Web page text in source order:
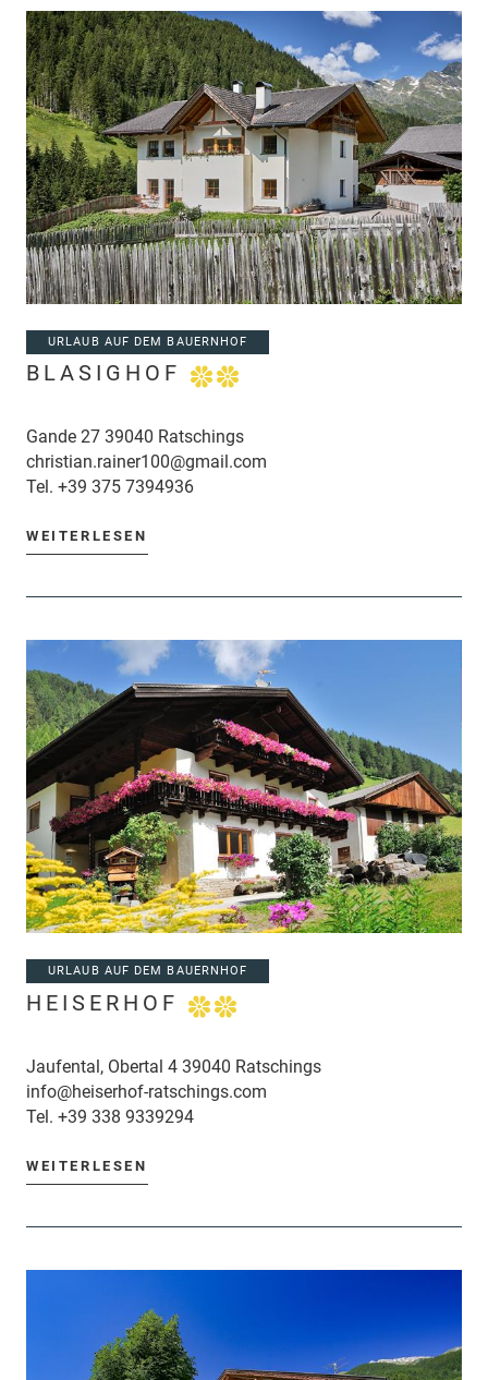
URLAUB AUF DEM BAUERNHOF
BLASIGHOF
Gande 27 39040 Ratschings
christian.rainer100@gmail.com
Tel. +39 375 7394936
WEITERLESEN
URLAUB AUF DEM BAUERNHOF
HEISERHOF
Jaufental, Obertal 4 39040 Ratschings
info@heiserhof-ratschings.com
Tel. +39 338 9339294
WEITERLESEN